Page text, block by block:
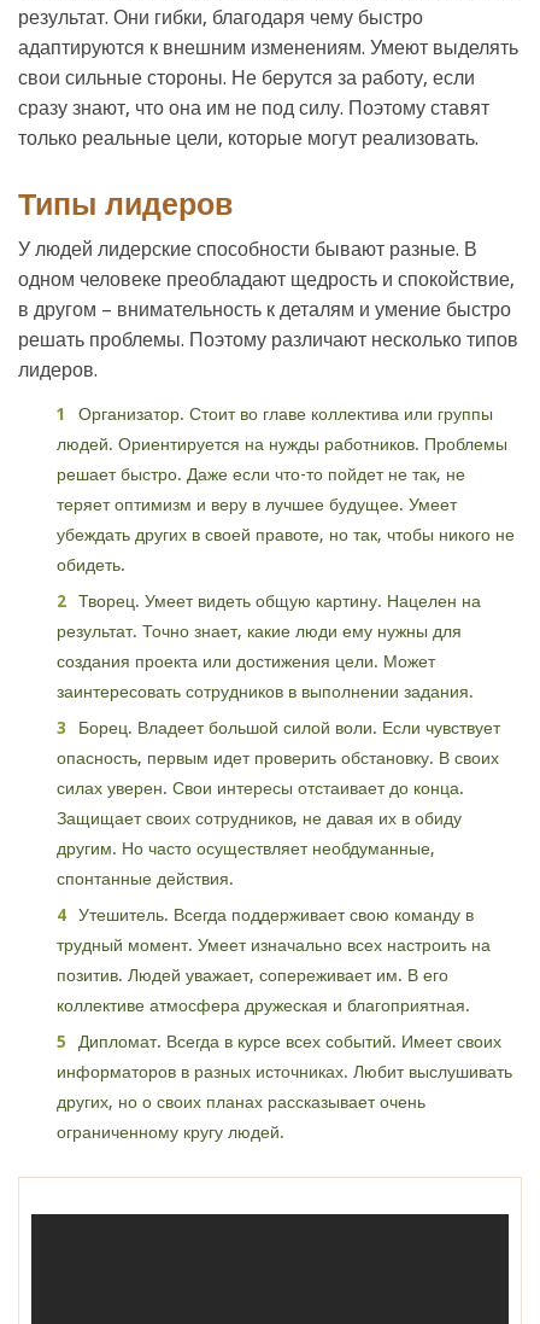
результат. Они гибки, благодаря чему быстро
адаптируются к внешним изменениям. Умеют выделять
свои сильные стороны. Не берутся за работу, если
сразу знают, что она им не под силу. Поэтому ставят
только реальные цели, которые могут реализовать.
Типы лидеров
У людей лидерские способности бывают разные. В
одном человеке преобладают щедрость и спокойствие,
в другом – внимательность к деталям и умение быстро
решать проблемы. Поэтому различают несколько типов
лидеров.
Организатор. Стоит во главе коллектива или группы
людей. Ориентируется на нужды работников. Проблемы
решает быстро. Даже если что-то пойдет не так, не
теряет оптимизм и веру в лучшее будущее. Умеет
убеждать других в своей правоте, но так, чтобы никого не
обидеть.
Творец. Умеет видеть общую картину. Нацелен на
результат. Точно знает, какие люди ему нужны для
создания проекта или достижения цели. Может
заинтересовать сотрудников в выполнении задания.
Борец. Владеет большой силой воли. Если чувствует
опасность, первым идет проверить обстановку. В своих
силах уверен. Свои интересы отстаивает до конца.
Защищает своих сотрудников, не давая их в обиду
другим. Но часто осуществляет необдуманные,
спонтанные действия.
Утешитель. Всегда поддерживает свою команду в
трудный момент. Умеет изначально всех настроить на
позитив. Людей уважает, сопереживает им. В его
коллективе атмосфера дружеская и благоприятная.
Дипломат. Всегда в курсе всех событий. Имеет своих
информаторов в разных источниках. Любит выслушивать
других, но о своих планах рассказывает очень
ограниченному кругу людей.